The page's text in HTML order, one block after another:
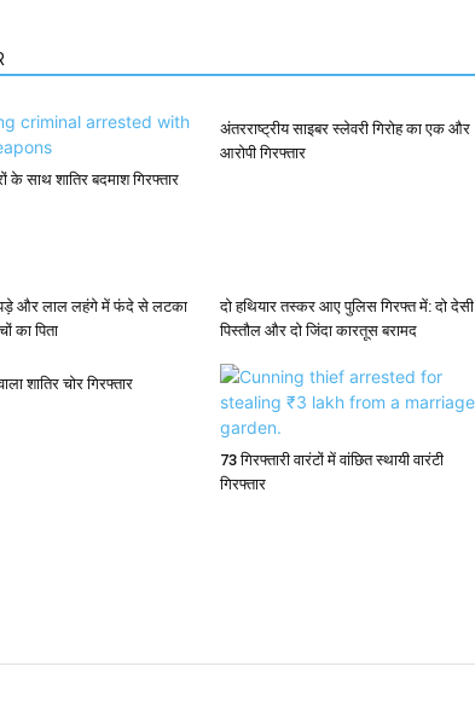
के साथ शातिर बदमाश गिरफ्तार
अंतरराष्ट्रीय साइबर स्लेवरी गिरोह का एक और
आरोपी गिरफ्तार
और लाल लहंगे में फंदे से लटका
का पिता
दो हथियार तस्कर आए पुलिस गिरफ्त में: दो देसी
पिस्तौल और दो जिंदा कारतूस बरामद
शातिर चोर गिरफ्तार
73 गिरफ्तारी वारंटों में वांछित स्थायी वारंटी
गिरफ्तार